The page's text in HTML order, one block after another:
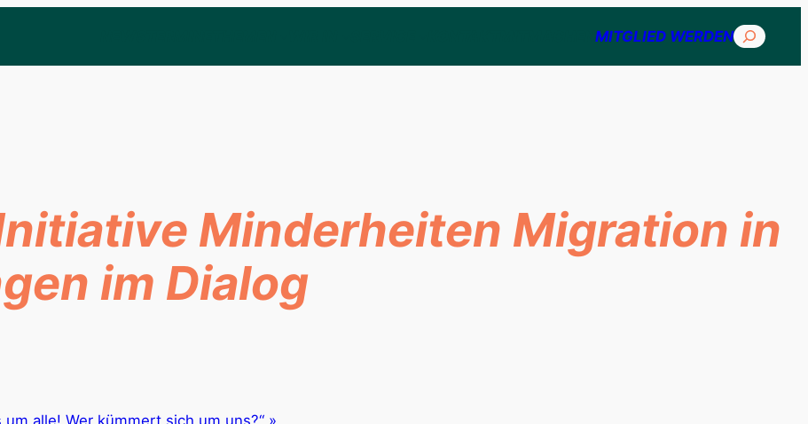
MITGLIED WERDENSuchen
Minderheiten Migration in
im Dialog